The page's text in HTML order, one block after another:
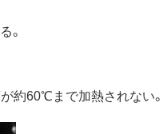
。
約60℃まで加熱されない。